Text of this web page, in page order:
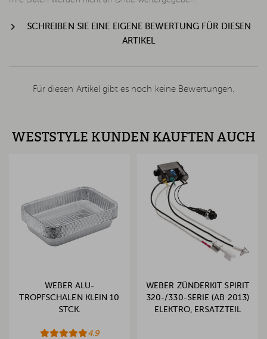
SCHREIBEN SIE EINE EIGENE BEWERTUNG FÜR DIESEN
ARTIKEL
Für diesen Artikel gibt es noch keine Bewertungen.
WESTSTYLE KUNDEN KAUFTEN AUCH
WEBER ALU-
TROPFSCHALEN KLEIN 10
STCK.
4.9
WEBER ZÜNDERKIT SPIRIT
320-/330-SERIE (AB 2013)
ELEKTRO, ERSATZTEIL